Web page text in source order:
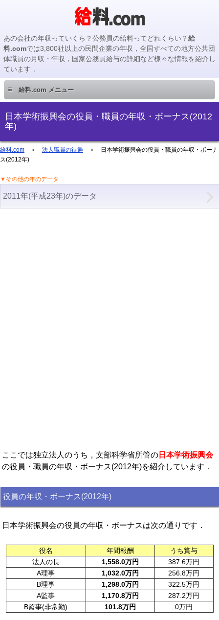
あの会社の年収っていくら？公務員の給料ってどれくらい？給
料.comでは3,800社以上の民間企業の年収，全国すべての地方公共団
体職員の月収・年収，国家公務員給与の詳細など様々な情報を紹介し
ています．
≡ 給料.com メニュー
民間企業編
地方公務員編
地方公務員給料検索
主要企業の年収検索
日本学術振興会の役員・職員の年収・ボーナス(2012
年)
給料.com ＞ 法人職員の待遇 ＞ 日本学術振興会の役員・職員の年収・ボーナ
ス(2012年)
▼その他の年のデータ
2011年(平成23年)のデータ
ここでは独立法人のうち，文部科学省所管の 日本学術振興会
の役員・職員の年収・ボーナス(2012年)を紹介しています．
役員の年収・ボーナス(2012年)
日本学術振興会の役員の年収・ボーナスは次の通りです．
役名 年間報酬
うち賞与
法人の長
1,558.0万円
387.6万円
A理事
1,032.0万円
256.8万円
B理事
1,298.0万円
322.5万円
A監事
1,170.8万円
287.2万円
B監事(非常勤)
101.8万円 0万円